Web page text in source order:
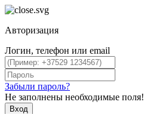
Авторизация
Логин, телефон или email
Забыли пароль?
Не заполнены необходимые поля!
Вход